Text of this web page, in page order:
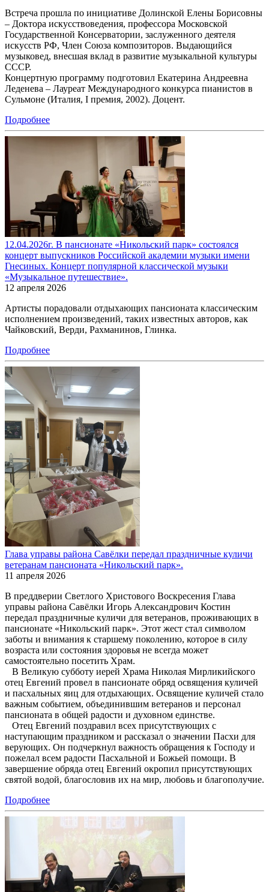
Встреча прошла по инициативе Долинской Елены Борисовны
– Доктора искусствоведения, профессора Московской
Государственной Консерватории, заслуженного деятеля
искусств РФ, Член Союза композиторов. Выдающийся
музыковед, внесшая вклад в развитие музыкальной культуры
СССР.
Концертную программу подготовил Екатерина Андреевна
Леденева – Лауреат Международного конкурса пианистов в
Сульмоне (Италия, I премия, 2002). Доцент.
Подробнее
12.04.2026г. В пансионате «Никольский парк» состоялся
концерт выпускников Российской академии музыки имени
Гнесиных. Концерт популярной классической музыки
«Музыкальное путешествие».
12 апреля 2026
Артисты порадовали отдыхающих пансионата классическим
исполнением произведений, таких известных авторов, как
Чайковский, Верди, Рахманинов, Глинка.
Подробнее
Глава управы района Савёлки передал праздничные куличи
ветеранам пансионата «Никольский парк».
11 апреля 2026
В преддверии Светлого Христового Воскресения Глава
управы района Савёлки Игорь Александрович Костин
передал праздничные куличи для ветеранов, проживающих в
пансионате «Никольский парк». Этот жест стал символом
заботы и внимания к старшему поколению, которое в силу
возраста или состояния здоровья не всегда может
самостоятельно посетить Храм.
В Великую субботу иерей Храма Николая Мирликийского
отец Евгений провел в пансионате обряд освящения куличей
и пасхальных яиц для отдыхающих. Освящение куличей стало
важным событием, объединившим ветеранов и персонал
пансионата в общей радости и духовном единстве.
Отец Евгений поздравил всех присутствующих с
наступающим праздником и рассказал о значении Пасхи для
верующих. Он подчеркнул важность обращения к Господу и
пожелал всем радости Пасхальной и Божьей помощи. В
завершение обряда отец Евгений окропил присутствующих
святой водой, благословив их на мир, любовь и благополучие.
Подробнее